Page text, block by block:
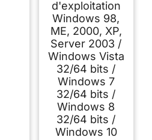
d'exploitation
Windows 98,
ME, 2000, XP,
Server 2003 /
Windows Vista
32/64 bits /
Windows 7
32/64 bits /
Windows 8
32/64 bits /
Windows 10